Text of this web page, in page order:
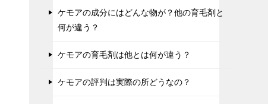
ケモアの成分にはどんな物が？他の育毛剤と
何が違う？
ケモアの育毛剤は他とは何が違う？
ケモアの評判は実際の所どうなの？